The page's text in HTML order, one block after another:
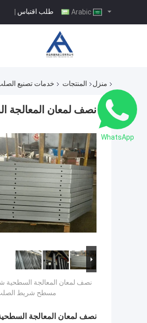
طلب اقتباس |
منزل المنتجات خدمات تصنيع
نصف لمعان
نصف لمعان المعالجة السطحية
مسطح شريط الصلب
نصف لمعان المعالجة
WhatsApp